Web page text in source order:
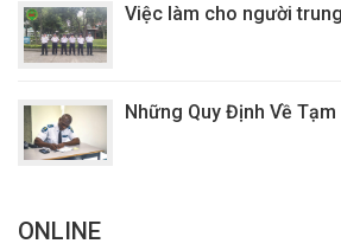
Việc làm cho người
Những Quy Định Về
ONLINE